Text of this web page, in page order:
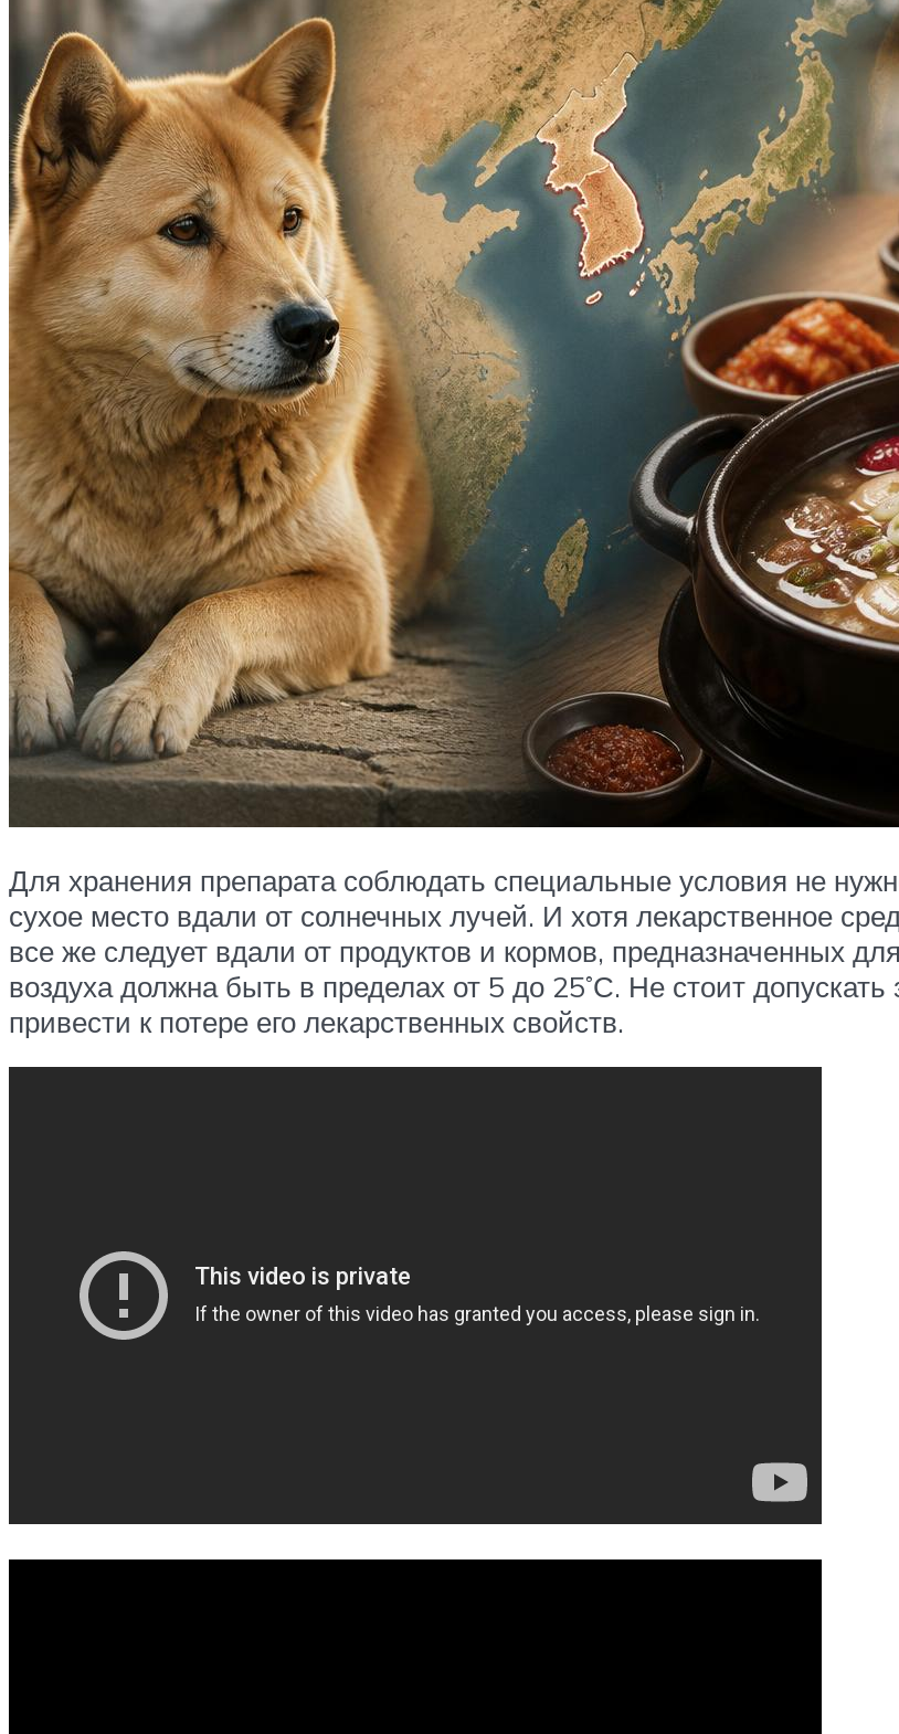
Для хранения препарата соблюдать специальные условия не
сухое место вдали от солнечных лучей. И хотя лекарственное
все же следует вдали от продуктов и кормов, предназначенных
воздуха должна быть в пределах от 5 до 25˚С. Не стоит
привести к потере его лекарственных свойств.